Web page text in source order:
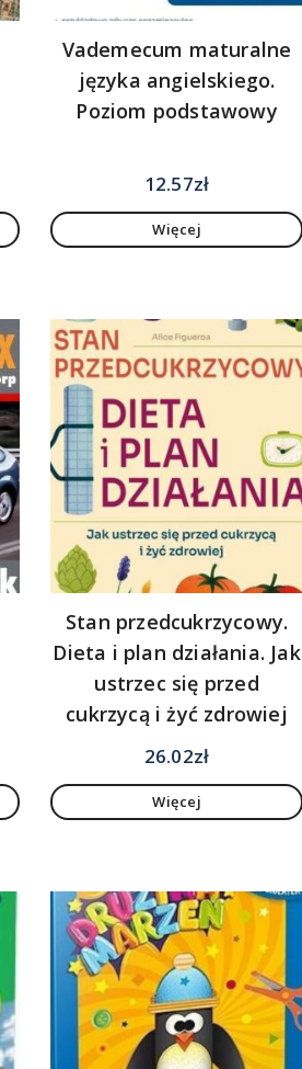
Vademecum maturalne
języka angielskiego.
Poziom podstawowy
12.57zł
Więcej
Stan przedcukrzycowy.
Dieta i plan działania. Jak
ustrzec się przed
cukrzycą i żyć zdrowiej
26.02zł
Więcej